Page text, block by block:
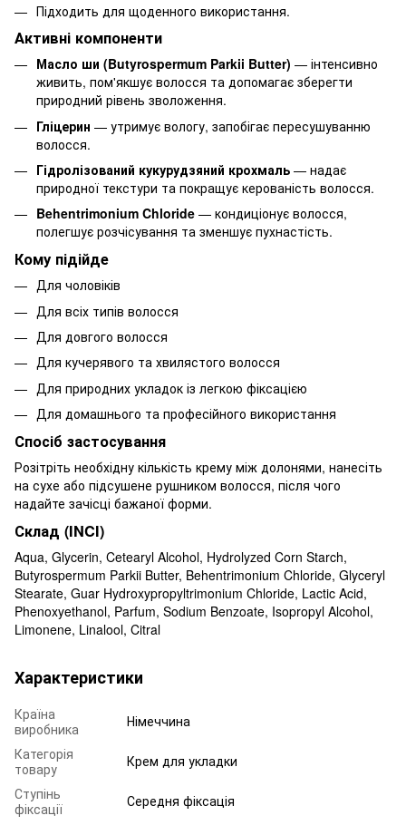
Підходить для щоденного використання.
Активні компоненти
Масло ши (Butyrospermum Parkii Butter) — інтенсивно
живить, пом'якшує волосся та допомагає зберегти
природний рівень зволоження.
Гліцерин — утримує вологу, запобігає пересушуванню
волосся.
Гідролізований кукурудзяний крохмаль — надає
природної текстури та покращує керованість волосся.
Behentrimonium Chloride — кондиціонує волосся,
полегшує розчісування та зменшує пухнастість.
Кому підійде
Для чоловіків
Для всіх типів волосся
Для довгого волосся
Для кучерявого та хвилястого волосся
Для природних укладок із легкою фіксацією
Для домашнього та професійного використання
Спосіб застосування
Розітріть необхідну кількість крему між долонями, нанесіть
на сухе або підсушене рушником волосся, після чого
надайте зачісці бажаної форми.
Склад (INCI)
Aqua, Glycerin, Cetearyl Alcohol, Hydrolyzed Corn Starch,
Butyrospermum Parkii Butter, Behentrimonium Chloride, Glyceryl
Stearate, Guar Hydroxypropyltrimonium Chloride, Lactic Acid,
Phenoxyethanol, Parfum, Sodium Benzoate, Isopropyl Alcohol,
Limonene, Linalool, Citral
Характеристики
Країна
виробника
Німеччина
Категорія
товару
Крем для укладки
Ступінь
фіксації
Середня фіксація